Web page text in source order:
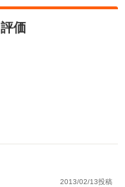
全高
全高
価
2013/02/13投稿